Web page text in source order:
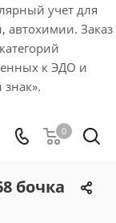
учет для
автохимии. Заказ
к ЭДО и
0
бочка